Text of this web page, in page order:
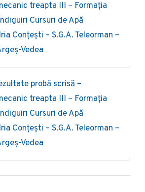
treapta III – Formația
Cursuri de Apă
Conțești – S.G.A. Teleorman –
Vedea
probă scrisă –
treapta III – Formația
Cursuri de Apă
Conțești – S.G.A. Teleorman –
Vedea